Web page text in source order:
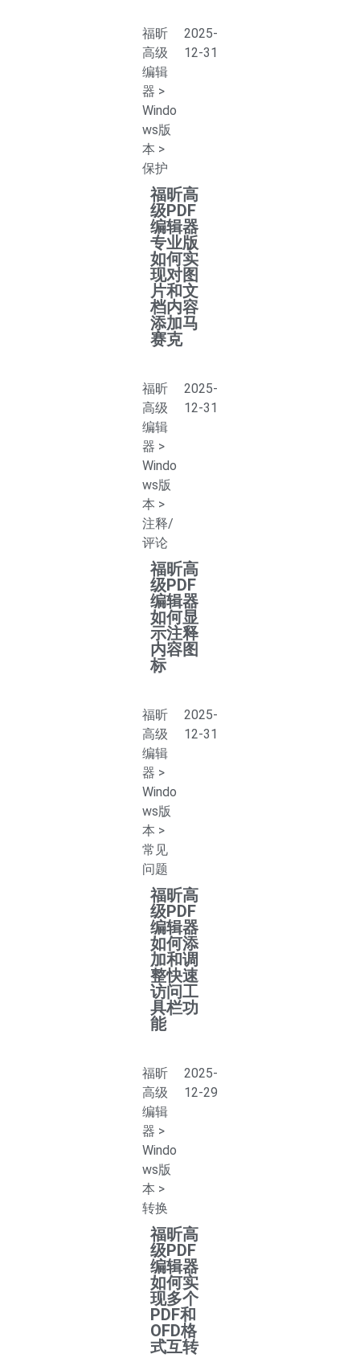
福昕
高级
编辑
器 >
Windo
ws版
本 >
保护
2025-
12-31
福昕高
级PDF
编辑器
专业版
如何实
现对图
片和文
档内容
添加马
赛克
福昕
高级
编辑
器 >
Windo
ws版
本 >
注释/
评论
2025-
12-31
福昕高
级PDF
编辑器
如何显
示注释
内容图
标
福昕
高级
编辑
器 >
Windo
ws版
本 >
常见
问题
2025-
12-31
福昕高
级PDF
编辑器
如何添
加和调
整快速
访问工
具栏功
能
福昕
高级
编辑
器 >
Windo
ws版
本 >
转换
2025-
12-29
福昕高
级PDF
编辑器
如何实
现多个
PDF和
OFD格
式互转